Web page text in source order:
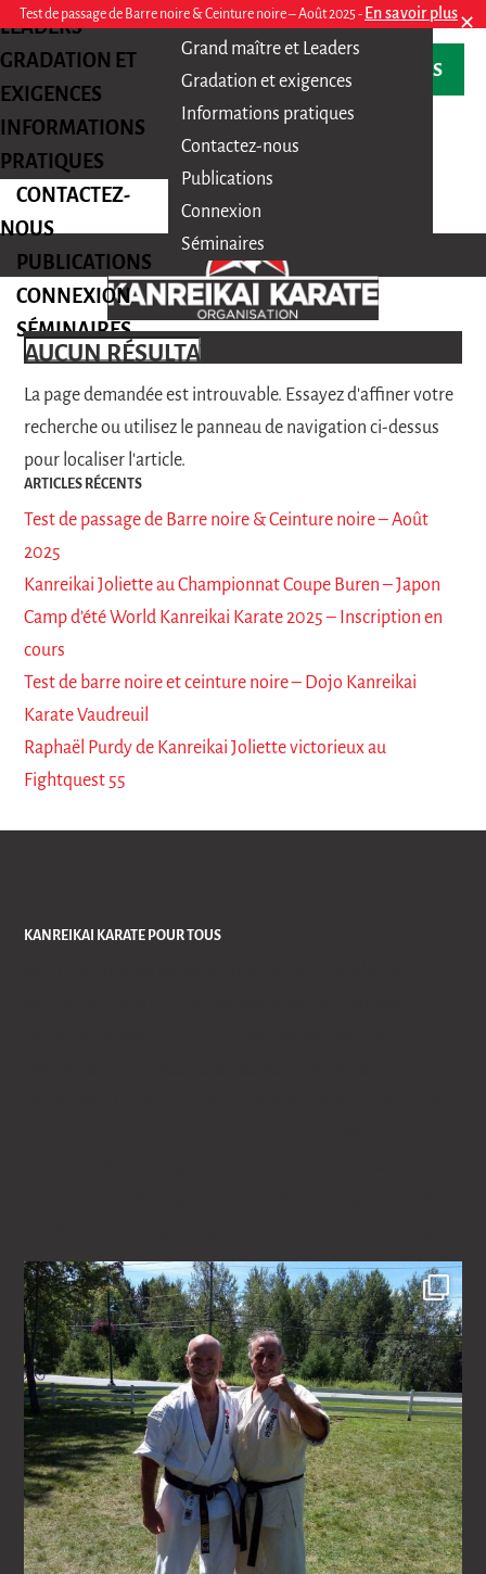
✕
Test de passage de Barre noire & Ceinture noire – Août 2025 - En savoir plus
INSCRIVEZ-VOUS
LEADERS
GRADATION ET
EXIGENCES
INFORMATIONS
PRATIQUES
CONTACTEZ-
NOUS
PUBLICATIONS
CONNEXION
SÉMINAIRES
Origines
Grand maître et Leaders
Gradation et exigences
Informations pratiques
Contactez-nous
Publications
Connexion
Séminaires
AUCUN RÉSULTAT
La page demandée est introuvable. Essayez d'affiner votre
recherche ou utilisez le panneau de navigation ci-dessus
pour localiser l'article.
ARTICLES RÉCENTS
Test de passage de Barre noire & Ceinture noire – Août
2025
Kanreikai Joliette au Championnat Coupe Buren – Japon
Camp d’été World Kanreikai Karate 2025 – Inscription en
cours
Test de barre noire et ceinture noire – Dojo Kanreikai
Karate Vaudreuil
Raphaël Purdy de Kanreikai Joliette victorieux au
Fightquest 55
KANREIKAI KARATE POUR TOUS